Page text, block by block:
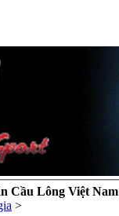
Cầu Lông Việt Nam
>